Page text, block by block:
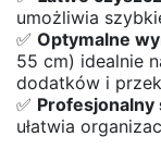
umożliwia
✅ Optymalne
55 cm) idealnie
dodatków i
✅ Profesjonalny
ułatwia